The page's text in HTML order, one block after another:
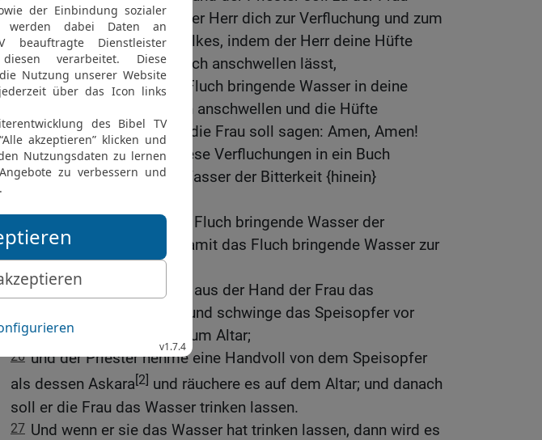
sprechen –: Dann mache der Herr dich zur Verfluchung und zum
Schwur inmitten deines Volkes, indem der Herr deine Hüfte
schwinden und deinen Bauch anschwellen lässt,
22
und es komme dieses Fluch bringende Wasser in deine
Eingeweide, um den Bauch anschwellen und die Hüfte
schwinden zu lassen! Und die Frau soll sagen: Amen, Amen!
23 Und der Priester soll diese Verfluchungen in ein Buch
schreiben und sie in das Wasser der Bitterkeit {hinein}
und er soll die Frau das Fluch bringende Wasser der
Bitterkeit trinken lassen, damit das Fluch bringende Wasser zur
Bitterkeit in sie kommt.
25 Und der Priester nehme aus der Hand der Frau das
Speisopfer der Eifersucht und schwinge das Speisopfer vor
dem Herrn und bringe es zum Altar;
26 und der Priester nehme eine Handvoll von dem Speisopfer
als dessen Askara[2] und räuchere es auf dem Altar; und danach
soll er die Frau das Wasser trinken lassen.
27 Und wenn er sie das Wasser hat trinken lassen, dann wird es